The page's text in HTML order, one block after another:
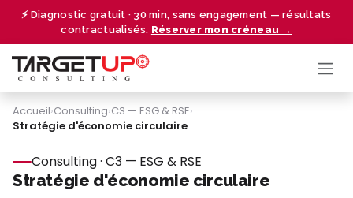
⚡ Diagnostic gratuit · 30 min, sans engagement — résultats
contractualisés. Réserver mon créneau →
Se rendre au contenu
Accueil›Consulting›C3 — ESG & RSE›
Stratégie d'économie circulaire
Consulting · C3 — ESG & RSE
Stratégie d'économie circulaire